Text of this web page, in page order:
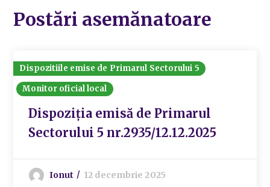
Postări asemănatoare
Dispozitiile emise de Primarul Sectorului 5
Monitor oficial local
Dispoziția emisă de Primarul
Sectorului 5 nr.2935/12.12.2025
Ionut 12 decembrie 2025